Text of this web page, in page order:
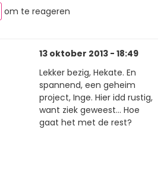
om te reageren
13 oktober 2013 - 18:49
Lekker bezig, Hekate. En
spannend, een geheim
project, Inge. Hier idd rustig,
want ziek geweest... Hoe
gaat het met de rest?